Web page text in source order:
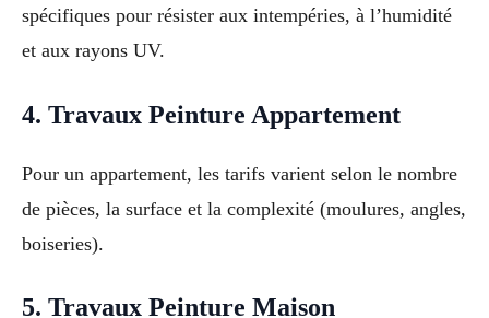
spécifiques pour résister aux intempéries, à l’humidité
et aux rayons UV.
4. Travaux Peinture Appartement
Pour un appartement, les tarifs varient selon le nombre
de pièces, la surface et la complexité (moulures, angles,
boiseries).
5. Travaux Peinture Maison